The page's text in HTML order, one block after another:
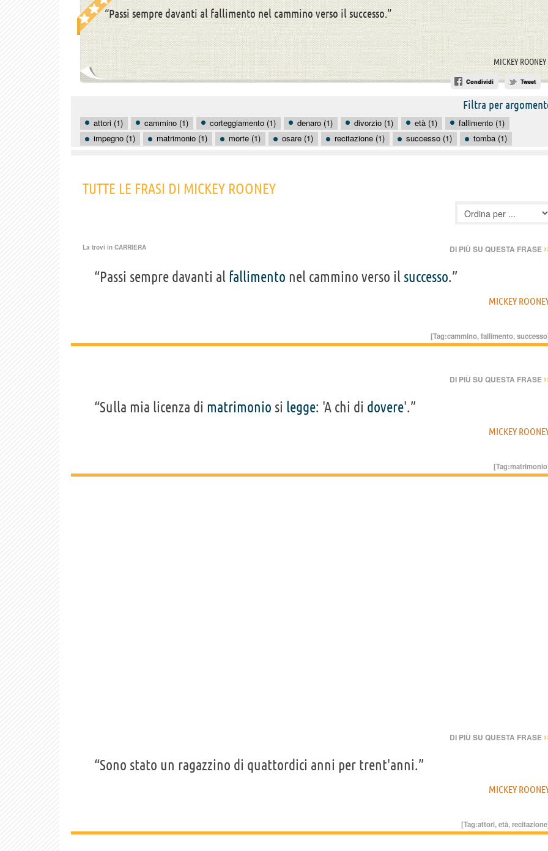
“Passi sempre davanti al fallimento nel cammino verso il successo.”
MICKEY ROONEY
Condividi Tweet
Filtra per
attori (1) cammino (1) corteggiamento (1) denaro (1) divorzio (1) età (1)
fallimento (1)
impegno (1)
matrimonio (1) morte (1) osare (1) recitazione (1) successo (1) tomba (1)
TUTTE LE FRASI DI MICKEY ROONEY
La trovi in CARRIERA DI PIÙ SU QUESTA FRASE
“Passi sempre davanti al fallimento nel cammino verso il successo.”
MICKEY
[Tag:cammino,fallimento,successo
DI PIÙ SU QUESTA FRASE
“Sulla mia licenza di matrimonio si legge: 'A chi di dovere'.”
MICKEY
[Tag:matrimonio
DI PIÙ SU QUESTA FRASE
“Sono stato un ragazzino di quattordici anni per trent'anni.”
MICKEY
[Tag:attori,età,recitazione